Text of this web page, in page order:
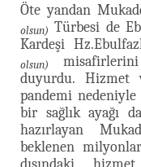
Öte yandan
olsun) Türbesi de
Kardeşi
olsun)
duyurdu. Hizmet
pandemi
bir sağlık ayağı
hazırlayan
beklenen